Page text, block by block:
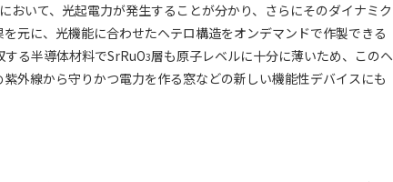
おいて、光起電力が発生することが分かり、さらにそのダイナミク
元に、光機能に合わせたヘテロ構造をオンデマンドで作製できる
する半導体材料でSrRuO3層も原子レベルに十分に薄いため、このヘ
外線から守りかつ電力を作る窓などの新しい機能性デバイスにも